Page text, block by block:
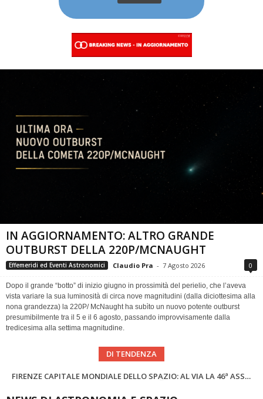
IN AGGIORNAMENTO: ALTRO GRANDE
OUTBURST DELLA 220P/MCNAUGHT
Effemeridi ed Eventi Astronomici Claudio Pra - 7 Agosto 2026 0
Dopo il grande “botto” di inizio giugno in prossimità del perielio, che l’aveva
vista variare la sua luminosità di circa nove magnitudini (dalla diciottesima alla
nona grandezza) la 220P/ McNaught ha subìto un nuovo potente outburst
presumibilmente tra il 5 e il 6 agosto, passando improvvisamente dalla
tredicesima alla settima magnitudine.
DI TENDENZA
Cielo del Mese di Agosto 2026
SUPERNOVAE aggiornamenti del mese – Agosto 2026